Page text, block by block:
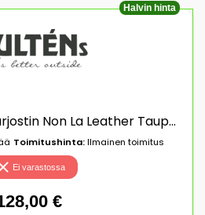
Halvin hinta
Artwood, Lampunvarjostin Non La Leather Taupe Artwood
Toimitushinta:Ilmainen toimitus
Ei varastossa
€